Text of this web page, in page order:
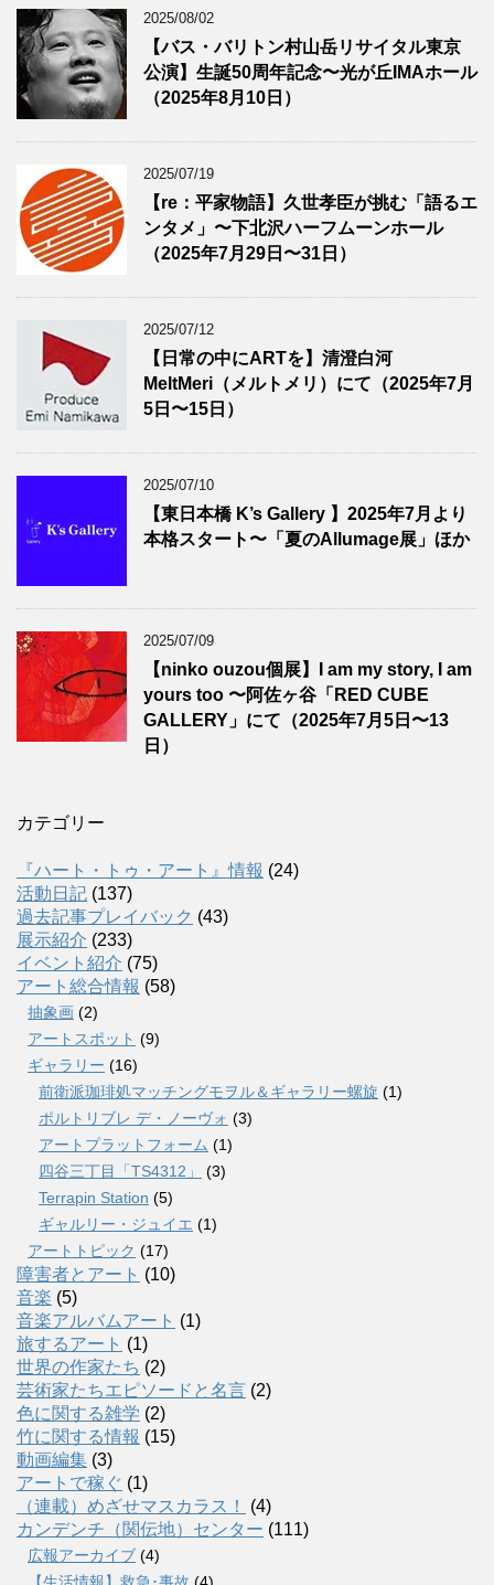
2025/08/02
【バス・バリトン村山岳リサイタル東京
公演】生誕50周年記念〜光が丘IMAホール
（2025年8月10日）
2025/07/19
【re：平家物語】久世孝臣が挑む「語るエ
ンタメ」〜下北沢ハーフムーンホール
（2025年7月29日〜31日）
2025/07/12
【日常の中にARTを】清澄白河
MeltMeri（メルトメリ）にて（2025年7月
5日〜15日）
2025/07/10
【東日本橋 K’s Gallery 】2025年7月より
本格スタート〜「夏のAllumage展」ほか
2025/07/09
【ninko ouzou個展】I am my story, I am
yours too 〜阿佐ヶ谷「RED CUBE
GALLERY」にて（2025年7月5日〜13
日）
カテゴリー
『ハート・トゥ・アート』情報 (24)
活動日記 (137)
過去記事プレイバック (43)
展示紹介 (233)
イベント紹介 (75)
アート総合情報 (58)
抽象画 (2)
アートスポット (9)
ギャラリー (16)
前衛派珈琲処マッチングモヲル＆ギャラリー螺旋 (1)
ポルトリブレ デ・ノーヴォ (3)
アートプラットフォーム (1)
四谷三丁目「TS4312」
(3)
Terrapin Station (5)
ギャルリー・ジュイエ (1)
アートトピック (17)
障害者とアート (10)
音楽 (5)
音楽アルバムアート (1)
旅するアート (1)
世界の作家たち (2)
芸術家たちエピソードと名言 (2)
色に関する雑学 (2)
竹に関する情報 (15)
動画編集 (3)
アートで稼ぐ (1)
（連載）めざせマスカラス！
(4)
カンデンチ（関伝地）センター (111)
広報アーカイブ (4)
【生活情報】救急･事故 (4)